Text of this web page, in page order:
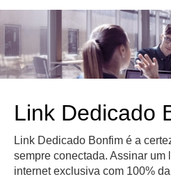
Link Dedicado
Link Dedicado Bonfim é a
sempre conectada. Assinar um
internet exclusiva com 100%